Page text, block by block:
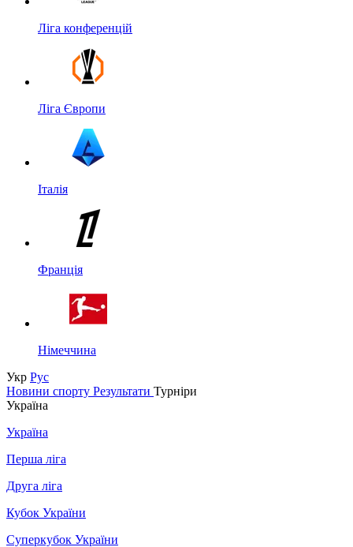
Ліга конференцій
Ліга Європи
Італія
Франція
Німеччина
Укр Рус
Новини спорту Результати Турніри
Україна
Україна
Перша ліга
Друга ліга
Кубок України
Суперкубок України